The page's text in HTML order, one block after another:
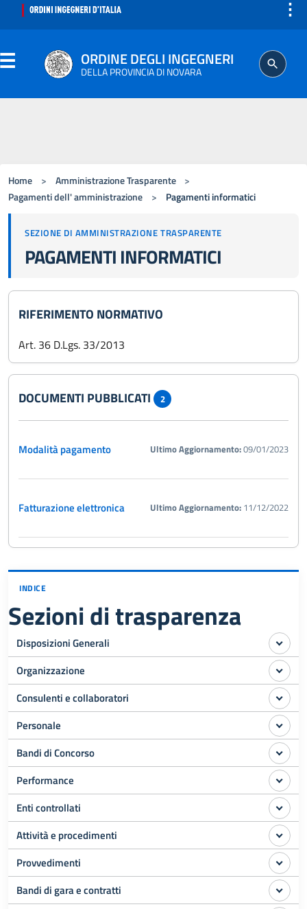
⋮
ORDINE DEGLI INGEGNERI
DELLA PROVINCIA DI NOVARA
ISCRITTO
PROFESSIONE
Home > Amministrazione Trasparente
>
Pagamenti dell' amministrazione
> Pagamenti informatici
SEZIONE DI AMMINISTRAZIONE TRASPARENTE
PAGAMENTI INFORMATICI
RIFERIMENTO NORMATIVO
Art. 36 D.Lgs. 33/2013
DOCUMENTI PUBBLICATI 2
Modalità pagamento Ultimo Aggiornamento:09/01/2023
Fatturazione elettronica Ultimo Aggiornamento: 11/12/2022
INDICE
Sezioni di trasparenza
Disposizioni Generali
Organizzazione
Consulenti e collaboratori
Personale
Bandi di Concorso
Performance
Enti controllati
Attività e procedimenti
Provvedimenti
Bandi di gara e contratti